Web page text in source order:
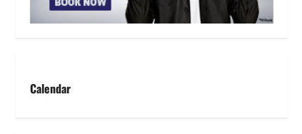
Calendar